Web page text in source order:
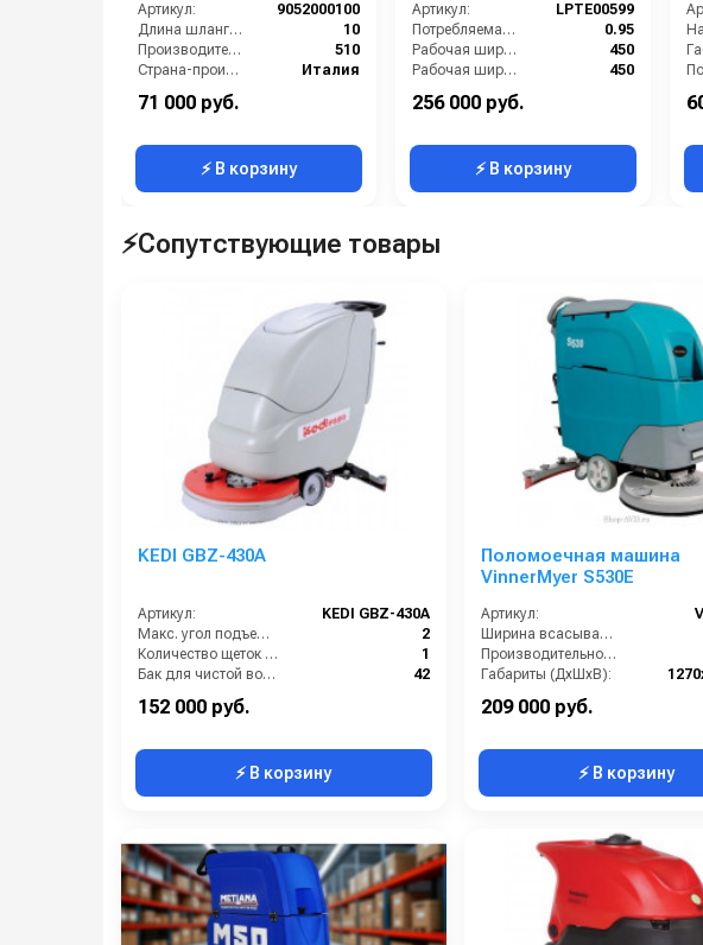
Артикул:
9052000100
Длина шланга ВД (м):
10
Производительность (л/ч):
510
Страна-производитель:
Италия
Тип автомойки:
Электропитание:
71 000 руб.
⚡ В корзину
Артикул:
LPTE00599
Потребляемая мощность (кВт):
0.95
Рабочая ширина (мм):
450
Рабочая ширина щеток (мм):
450
Ширина вакуумной чистки (мм):
256 000 руб.
⚡ В корзину
⚡Сопутствующие товары
KEDI GBZ-430A
Артикул:
KEDI GBZ-430A
Макс. угол подъема (%):
2
Количество щеток (шт):
1
Бак для чистой воды (л):
42
152 000 руб.
⚡ В корзину
Поломоечная машина
VinnerMyer S530E
Артикул:
Ширина всасывающей балки (мм):
Производительность по площади (м2/ч):
Габариты (ДхШхВ):
209 000 руб.
⚡ В корзину